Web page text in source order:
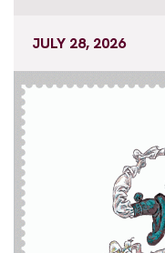
JULY 28, 2026